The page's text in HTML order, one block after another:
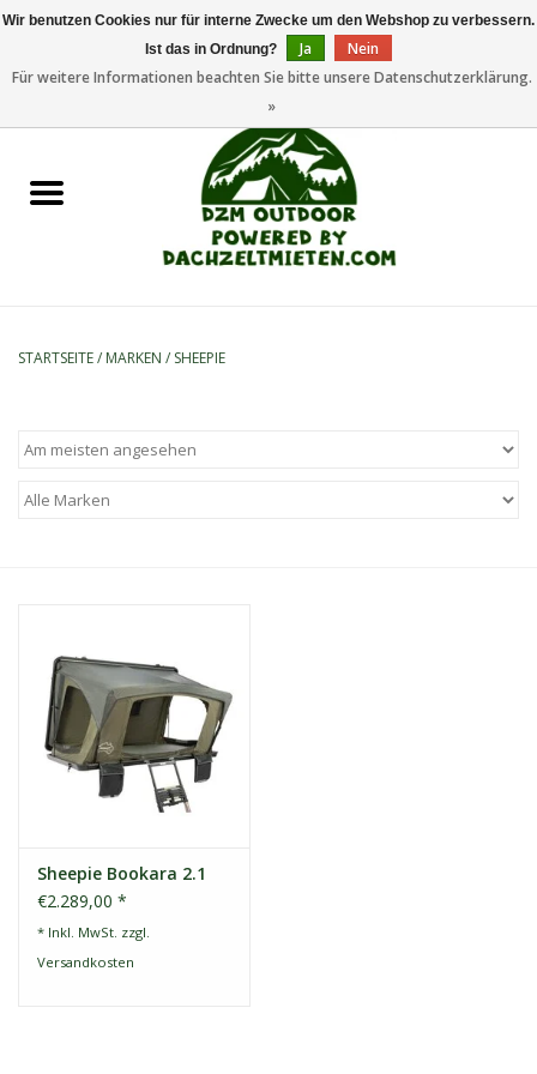
Dachzeltanhänger
Ersatzteile
Dachzelt Mieten
STARTSEITE/ MARKEN / SHEEPIE
Sheepie Bookara 2.1
€2.289,00 *
* Inkl. MwSt. zzgl.
Versandkosten
Wir benutzen Cookies nur für interne Zwecke um den Webshop zu verbessern.
Ist das in Ordnung?
Ja
Nein
Für weitere Informationen beachten Sie bitte unsere Datenschutzerklärung.
»